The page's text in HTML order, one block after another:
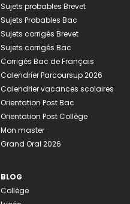
Sujets probables Brevet
Sujets Probables Bac
Sujets corrigés Brevet
Sujets corrigés Bac
Corrigés Bac de Français
Calendrier Parcoursup 2026
Calendrier vacances scolaires
Orientation Post Bac
Orientation Post Collège
Mon master
Grand Oral 2026
BLOG
Collège